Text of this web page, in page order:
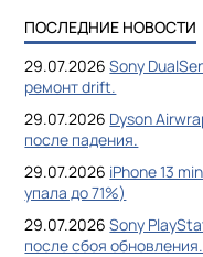
ПОСЛЕДНИЕ НОВОСТИ
29.07.2026 Sony
ремонт drift.
29.07.2026 Dyson
после падения.
29.07.2026 iPhone 13
упала до 71%)
29.07.2026 Sony
после сбоя обновления.